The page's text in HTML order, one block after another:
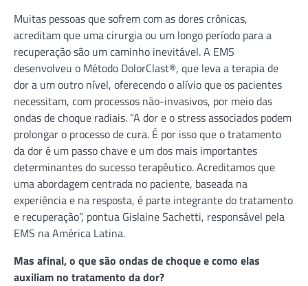
Muitas pessoas que sofrem com as dores crônicas,
acreditam que uma cirurgia ou um longo período para a
recuperação são um caminho inevitável. A EMS
desenvolveu o Método DolorClast®, que leva a terapia de
dor a um outro nível, oferecendo o alívio que os pacientes
necessitam, com processos não-invasivos, por meio das
ondas de choque radiais. “A dor e o stress associados podem
prolongar o processo de cura. É por isso que o tratamento
da dor é um passo chave e um dos mais importantes
determinantes do sucesso terapêutico. Acreditamos que
uma abordagem centrada no paciente, baseada na
experiência e na resposta, é parte integrante do tratamento
e recuperação”, pontua Gislaine Sachetti, responsável pela
EMS na América Latina.
Mas afinal, o que são ondas de choque e como elas
auxiliam no tratamento da dor?